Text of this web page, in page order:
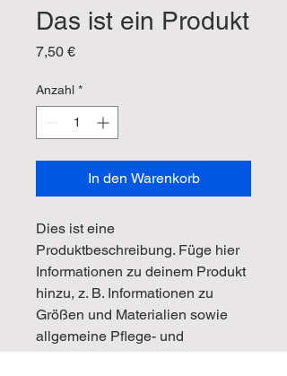
Das ist ein Produkt
7,50 €Preis
Anzahl *
In den Warenkorb
Dies ist eine
Produktbeschreibung. Füge hier
Informationen zu deinem Produkt
hinzu, z. B. Informationen zu
Größen und Materialien sowie
allgemeine Pflege- und
Reinigungshinweise.